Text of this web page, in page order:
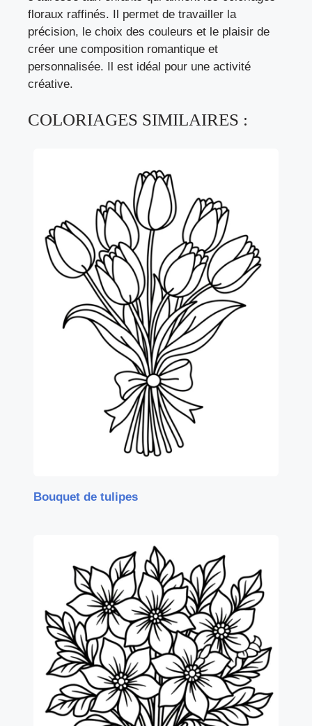
floraux raffinés. Il permet de travailler la
précision, le choix des couleurs et le plaisir de
créer une composition romantique et
personnalisée. Il est idéal pour une activité
créative.
COLORIAGES SIMILAIRES :
Bouquet de tulipes